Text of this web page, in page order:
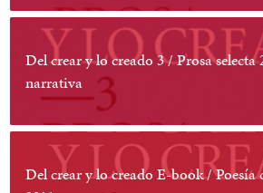
Del crear y lo creado 3 / Prosa selecta
narrativa
Del crear y lo creado E-book / Poesía